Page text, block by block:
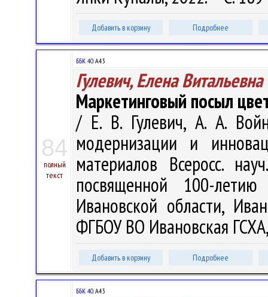
Добавить в корзину Подробнее
84
полный
текст
ББК 40.А43
Гулевич, Елена Витальевна
Маркетинговый посыл
/ Е. В. Гулевич, А. А.
модернизации и
материалов Всеросс.
посвященной 100-
Ивановской области,
ФГБОУ ВО Ивановская
Добавить в корзину Подробнее
ББК 40.А43